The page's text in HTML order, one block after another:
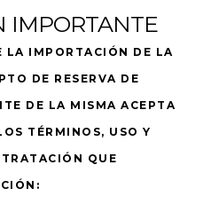
IMPORTANTE
LA IMPORTACIÓN DE LA
DE RESERVA DE
DE LA MISMA ACEPTA
TÉRMINOS, USO Y
QUE